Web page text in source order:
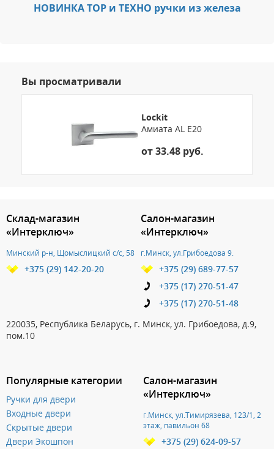
НОВИНКА ТОР и ТЕХНО ручки из железа
Вы просматривали
Lockit
Амиата AL E20
от 33.48 руб.
Популярные категории
Ручки для двери
Входные двери
Скрытые двери
Двери Экошпон
Склад-магазин
«Интерключ»
Минский р-н, Щомыслицкий с/с, 58
+375 (29) 142-20-20
Салон-магазин
«Интерключ»
г.Минск, ул.Грибоедова 9.
+375 (29) 689-77-57
+375 (17) 270-51-47
+375 (17) 270-51-48
220035, Республика Беларусь, г. Минск, ул. Грибоедова, д.9,
пом.10
Салон-магазин
«Интерключ»
г.Минск, ул.Тимирязева, 123/1, 2
этаж, павильон 68
+375 (29) 624-09-57